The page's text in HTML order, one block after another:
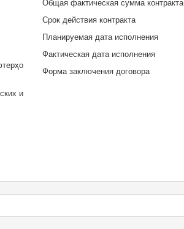
и
Срок действия контракта
Планируемая дата исполнения
Фактическая дата исполнения
Форма заключения договора